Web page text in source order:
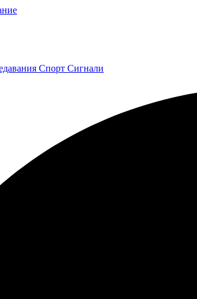
Спорт Сигнали